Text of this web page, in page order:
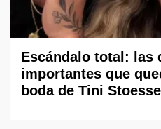
Escándalo total: las
importantes que
boda de Tini